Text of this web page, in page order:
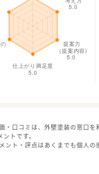
・口コミは、外壁塗装の窓口
トです。
ント・評点はあくまでも個人の